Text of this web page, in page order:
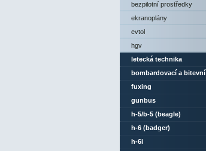
bezpilotní prostředky
ekranoplány
evtol
hgv
letecká technika
bombardovací a bitevní
letouny
fuxing
gunbus
h-5/b-5 (beagle)
h-6 (badger)
h-6i